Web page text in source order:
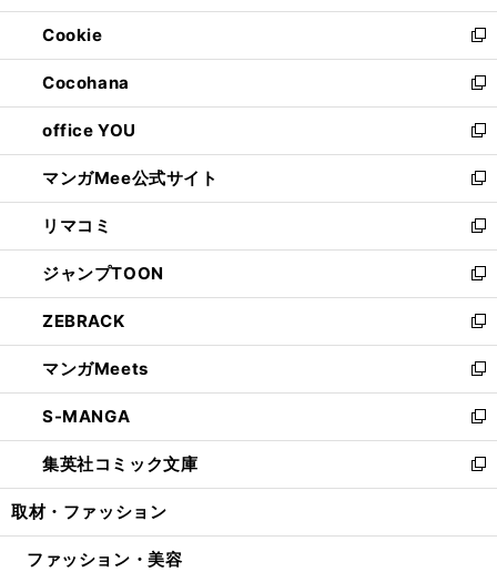
開
く
ウ
で
開
く
ン
ド
ウ
で
開
く
ウ
ィ
ン
ド
ウ
で
開
く
Cookie
新
し
い
ウ
ィ
ン
ド
ウ
で
開
く
Cocohana
新
し
い
ウ
ィ
ン
ド
ウ
で
開
く
office YOU
新
し
い
ウ
ィ
ン
ド
ウ
で
開
く
マンガMee公式サイト
新
し
い
ウ
ィ
ン
ド
ウ
で
開
く
リマコミ
新
し
い
ウ
ィ
ン
ド
ウ
で
開
く
ジャンプTOON
新
し
い
ウ
ィ
ン
ド
ウ
で
開
ZEBRACK
新
し
い
ウ
ィ
ン
ド
ウ
開
マンガMeets
新
し
い
ウ
ィ
ン
ウ
S-MANGA
新
し
い
ウ
ン
集英社コミック文庫
新
し
ウ
取材・ファッション
ファッション・美容